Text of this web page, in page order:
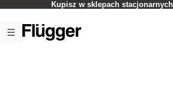
Kupisz w sklepach